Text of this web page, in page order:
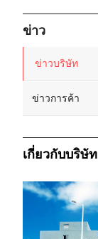
ข่าว
ข่าวบริษัท
ข่าวการค้า
เกี่ยวกับบริษัท